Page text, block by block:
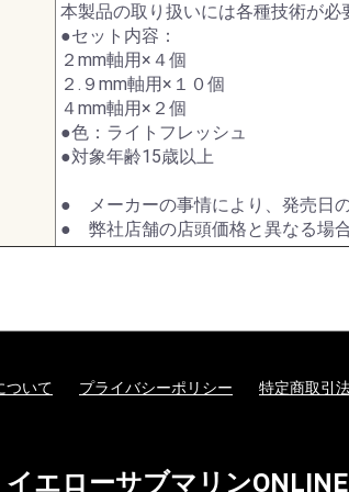
本製品の取り扱いには各種技術が
●セット内容：
２mm軸用×４個
２.９mm軸用×１０個
４mm軸用×２個
●色：ライトフレッシュ
●対象年齢15歳以上
● メーカーの事情により、発売日
● 弊社店舗の店頭価格と異なる場合
ついて プライバシーポリシー 特定商取引
イエローサブマリン